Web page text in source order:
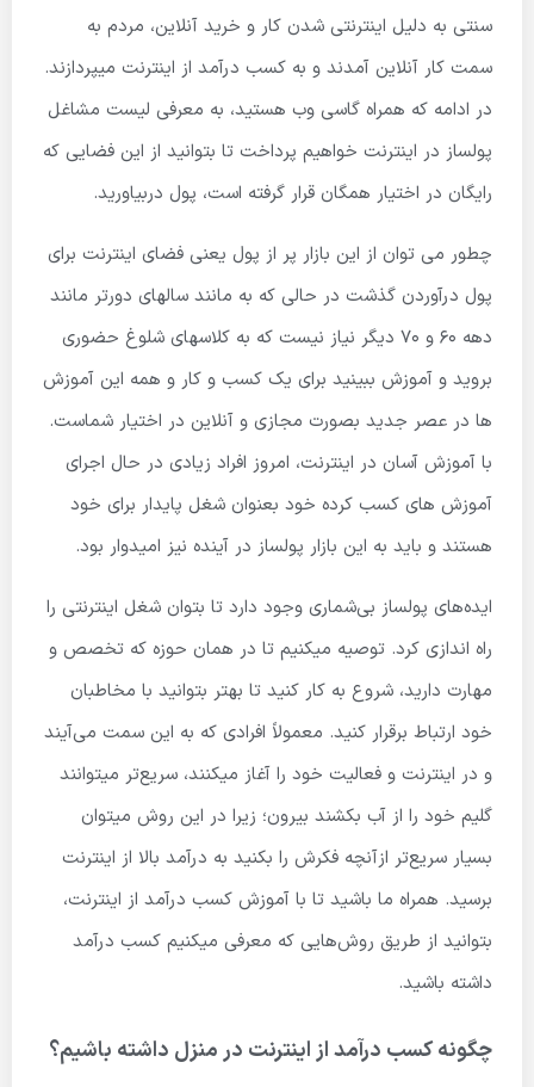
سنتی به دلیل اینترنتی شدن کار و خرید آنلاین، مردم به
سمت کار آنلاین آمدند و به کسب درآمد از اینترنت میپردازند.
در ادامه که همراه گاسی وب هستید، به معرفی لیست مشاغل
پولساز در اینترنت خواهیم پرداخت تا بتوانید از این فضایی که
رایگان در اختیار همگان قرار گرفته است، پول دربیاورید.
چطور می توان از این بازار پر از پول یعنی فضای اینترنت برای
پول درآوردن گذشت در حالی که به مانند سالهای دورتر مانند
دهه 60 و 70 دیگر نیاز نیست که به کلاسهای شلوغ حضوری
بروید و آموزش ببینید برای یک کسب و کار و همه این آموزش
ها در عصر جدید بصورت مجازی و آنلاین در اختیار شماست.
با آموزش آسان در اینترنت، امروز افراد زیادی در حال اجرای
آموزش های کسب کرده خود بعنوان شغل پایدار برای خود
هستند و باید به این بازار پولساز در آینده نیز امیدوار بود.
ایده‌های پولساز بی‌شماری وجود دارد تا بتوان شغل اینترنتی را
راه اندازی کرد. توصیه میکنیم تا در همان حوزه که تخصص و
مهارت دارید، شروع به کار کنید تا بهتر بتوانید با مخاطبان
خود ارتباط برقرار کنید. معمولاً افرادی که به این سمت می‌آیند
و در اینترنت و فعالیت خود را آغاز میکنند، سریع‌تر میتوانند
گلیم خود را از آب بکشند بیرون؛ زیرا در این روش میتوان
بسیار سریع‌تر ازآنچه فکرش را بکنید به درآمد بالا از اینترنت
برسید. همراه ما باشید تا با آموزش کسب درآمد از اینترنت،
بتوانید از طریق روش‌هایی که معرفی میکنیم کسب درآمد
داشته باشید.
چگونه کسب درآمد از اینترنت در منزل داشته باشیم؟